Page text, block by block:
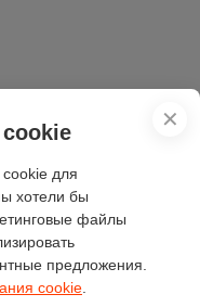
✕
для
хотели бы
файлы
предложения.
cookie